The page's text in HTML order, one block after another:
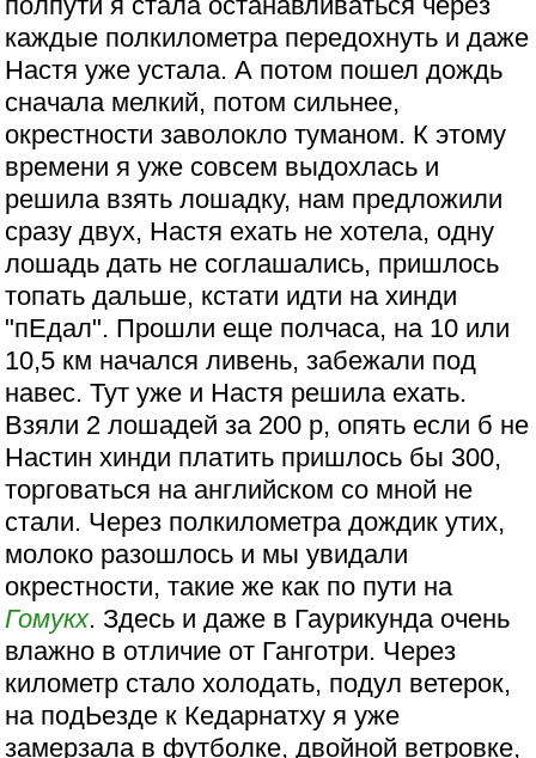
каждые полкилометра передохнуть и даже
Настя уже устала. А потом пошел дождь
сначала мелкий, потом сильнее,
окрестности заволокло туманом. К этому
времени я уже совсем выдохлась и
решила взять лошадку, нам предложили
сразу двух, Настя ехать не хотела, одну
лошадь дать не соглашались, пришлось
топать дальше, кстати идти на хинди
"пЕдал". Прошли еще полчаса, на 10 или
10,5 км начался ливень, забежали под
навес. Тут уже и Настя решила ехать.
Взяли 2 лошадей за 200 р, опять если б не
Настин хинди платить пришлось бы 300,
торговаться на английском со мной не
стали. Через полкилометра дождик утих,
молоко разошлось и мы увидали
окрестности, такие же как по пути на
Гомукх. Здесь и даже в Гаурикунда очень
влажно в отличие от Ганготри. Через
километр стало холодать, подул ветерок,
на подЬезде к Кедарнатху я уже
замерзала в футболке, двойной ветровке,